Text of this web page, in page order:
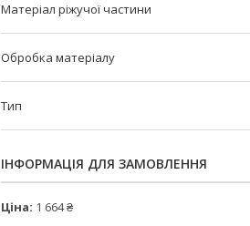
Матеріал ріжучої частини
Обробка матеріалу
Тип
ІНФОРМАЦІЯ ДЛЯ ЗАМОВЛЕННЯ
Ціна: 1 664 ₴